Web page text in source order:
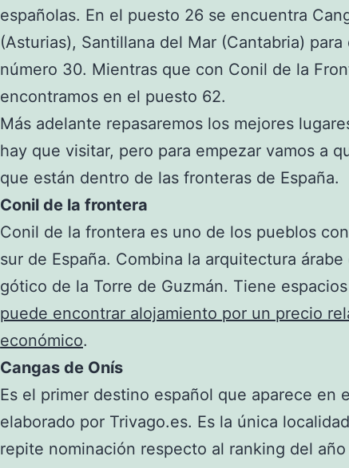
españolas. En el puesto 26 se encuentra
(Asturias), Santillana del Mar (Cantabria)
número 30. Mientras que con Conil de la
encontramos en el puesto 62.
Más adelante repasaremos los mejores
hay que visitar, pero para empezar vamos a
que están dentro de las fronteras de España.
Conil de la frontera
Conil de la frontera es uno de los pueblos
sur de España. Combina la arquitectura
gótico de la Torre de Guzmán. Tiene
puede encontrar alojamiento por un precio
económico.
Cangas de Onís
Es el primer destino español que aparece en
elaborado por Trivago.es. Es la única
repite nominación respecto al ranking del